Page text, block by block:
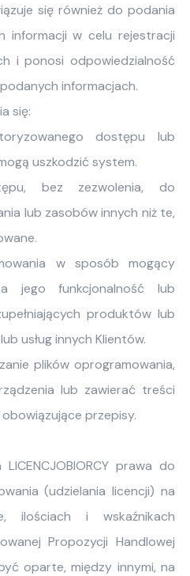
się również do podania
informacji w celu rejestracji
i ponosi odpowiedzialność
informacjach.
się:
dostępu lub
uszkodzić system.
bez zezwolenia, do
lub zasobów innych niż te,
w sposób mogący
jego funkcjonalność lub
produktów lub
usług innych Klientów.
plików oprogramowania,
lub zawierać treści
przepisy.
LICENCJOBIORCY prawa do
(udzielania licencji) na
ilościach i wskaźnikach
Propozycji Handlowej
oparte, między innymi, na